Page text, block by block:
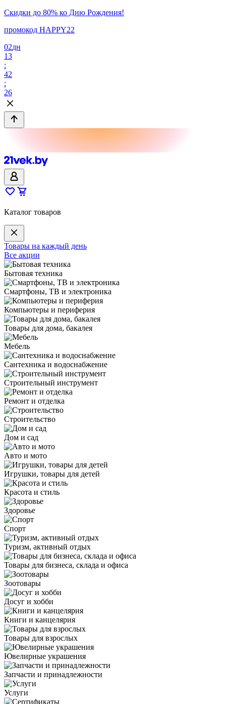
Скидки до 80% ко Дню Рождения!
промокод HAPPY22
02дн
13
:
42
:
26
Каталог товаров
Товары на каждый день
Все акции
Бытовая техника
Смартфоны, ТВ и электроника
Компьютеры и периферия
Товары для дома, бакалея
Мебель
Сантехника и водоснабжение
Строительный инструмент
Ремонт и отделка
Строительство
Дом и сад
Авто и мото
Игрушки, товары для детей
Красота и стиль
Здоровье
Спорт
Туризм, активный отдых
Товары для бизнеса, склада и офиса
Зоотовары
Досуг и хобби
Книги и канцелярия
Товары для взрослых
Ювелирные украшения
Запчасти и принадлежности
Услуги